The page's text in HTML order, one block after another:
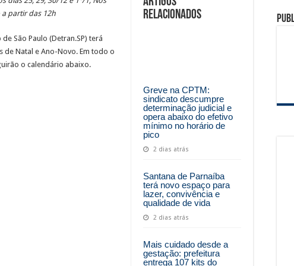
Tamboré tem sorteio de motocicleta Ducati e vinho argentino na promoção Compre
da Câmara de Municipal de Jandira retornam em Agosto
de passarelas e reparos em defensas estão entre as intervenções da Ecovias
relacionados
Greve na CPTM:
sindicato descumpre
determinação judicial e
opera abaixo do efetivo
mínimo no horário de
pico
2 dias atrás
Santana de Parnaíba
terá novo espaço para
lazer, convivência e
qualidade de vida
2 dias atrás
Mais cuidado desde a
gestação: prefeitura
entrega 107 kits do
partir das 12h
São Paulo (Detran.SP) terá
Natal e Ano-Novo. Em todo o
o calendário abaixo.